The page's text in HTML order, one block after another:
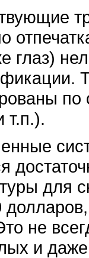
глаз)
по
т.п.).
для
не
и